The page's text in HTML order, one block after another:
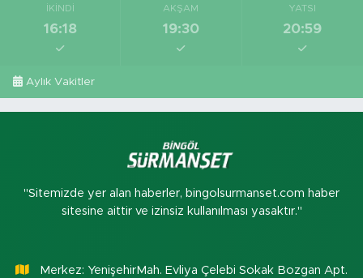
İKINDI
16:18
AKŞAM
19:30
YATSI
20:59
Aylık Vakitler
"Sitemizde yer alan haberler, bingolsurmanset.com haber
sitesine aittir ve izinsiz kullanılması yasaktır."
Merkez: YenişehirMah. Evliya Çelebi Sokak Bozgan Apt.